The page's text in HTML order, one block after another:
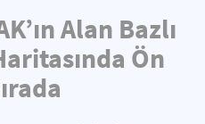
Alan Bazlı
Ön